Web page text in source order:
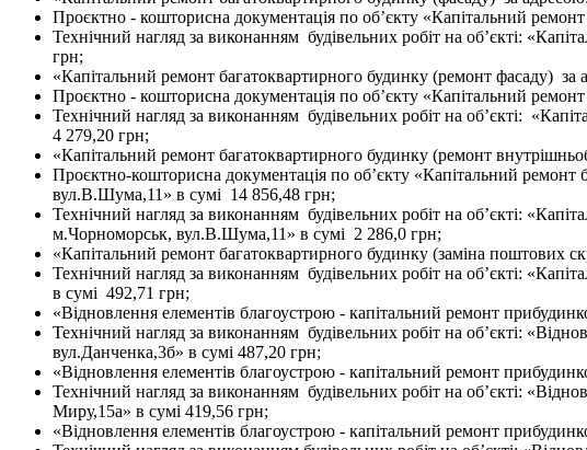
Проєктно - кошторисна документація по об’єкту «Капітальний
Технічний нагляд за виконанням будівельних робіт на об’єкті:
грн;
«Капітальний ремонт багатоквартирного будинку (ремонт фасаду)
Проєктно - кошторисна документація по об’єкту «Капітальний
Технічний нагляд за виконанням будівельних робіт на об’єкті:
4 279,20 грн;
«Капітальний ремонт багатоквартирного будинку (ремонт
Проєктно-кошторисна документація по об’єкту «Капітальний
вул.В.Шума,11» в сумі 14 856,48 грн;
Технічний нагляд за виконанням будівельних робіт на об’єкті:
м.Чорноморськ, вул.В.Шума,11» в сумі 2 286,0 грн;
«Капітальний ремонт багатоквартирного будинку (заміна
Технічний нагляд за виконанням будівельних робіт на об’єкті:
в сумі 492,71 грн;
«Відновлення елементів благоустрою - капітальний ремонт
Технічний нагляд за виконанням будівельних робіт на об’єкті:
вул.Данченка,3б» в сумі 487,20 грн;
«Відновлення елементів благоустрою - капітальний ремонт
Технічний нагляд за виконанням будівельних робіт на об’єкті:
Миру,15а» в сумі 419,56 грн;
«Відновлення елементів благоустрою - капітальний ремонт